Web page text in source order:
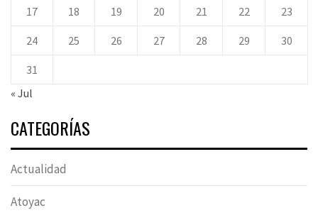
17 18 19 20 21 22 23
24 25 26 27 28 29 30
31
« Jul
CATEGORÍAS
Actualidad
Atoyac